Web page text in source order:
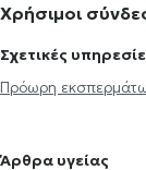
Χρήσιμοι
Σχετικές
Πρόωρη
Άρθρα υγείας